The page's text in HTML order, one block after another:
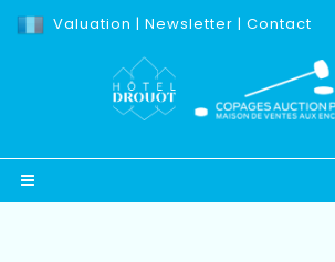
Valuation | Newsletter | Contact